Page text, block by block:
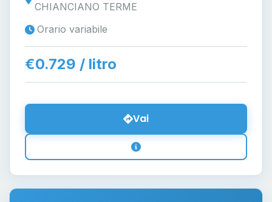
CHIANCIANO TERME
Orario variabile
€0.729 / litro
Vai